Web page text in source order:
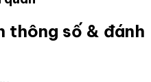
thông số & đánh